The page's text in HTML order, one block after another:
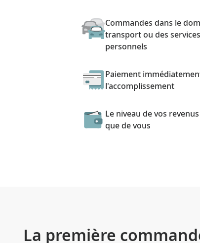
Commandes dans le
transport ou des services
personnels
Paiement
l'accomplissement
Le niveau de vos
que de vous
La première